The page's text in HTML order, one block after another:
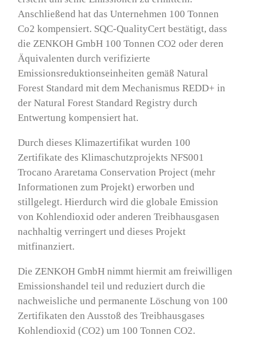
Anschließend hat das Unternehmen 100 Tonnen
Co2 kompensiert. SQC-QualityCert bestätigt, dass
die ZENKOH GmbH 100 Tonnen CO2 oder deren
Äquivalenten durch verifizierte
Emissionsreduktionseinheiten gemäß Natural
Forest Standard mit dem Mechanismus REDD+ in
der Natural Forest Standard Registry durch
Entwertung kompensiert hat.
Durch dieses Klimazertifikat wurden 100
Zertifikate des Klimaschutzprojekts NFS001
Trocano Araretama Conservation Project (mehr
Informationen zum Projekt) erworben und
stillgelegt. Hierdurch wird die globale Emission
von Kohlendioxid oder anderen Treibhausgasen
nachhaltig verringert und dieses Projekt
mitfinanziert.
Die ZENKOH GmbH nimmt hiermit am freiwilligen
Emissionshandel teil und reduziert durch die
nachweisliche und permanente Löschung von 100
Zertifikaten den Ausstoß des Treibhausgases
Kohlendioxid (CO2) um 100 Tonnen CO2.